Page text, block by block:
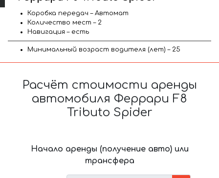
Коробка передач – Автомат
Количество мест – 2
Навигация – есть
Минимальный возраст водителя (лет) – 25
Расчёт стоимости аренды
автомобиля Феррари F8
Tributo Spider
Начало аренды (получение авто) или
трансфера